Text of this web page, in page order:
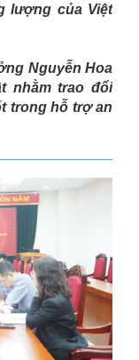
lượng của Việt
Nguyễn Hoa
nhằm trao đổi
trong hỗ trợ an